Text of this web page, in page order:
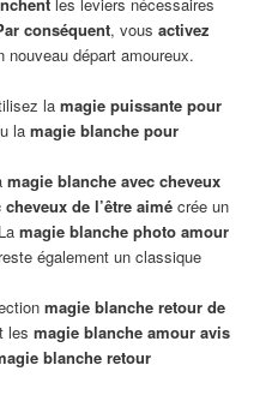
conséquent, vousactivez
nouveau départ amoureux.
la magie puissante pour
la magie blanche pour
magie blanche avec cheveux
de l’être aimécrée un
magie blanche photo amour
également un classique
magie blanche retour de
les magie blanche amour avis
blanche retour